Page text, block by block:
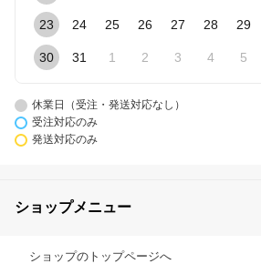
23 24 25 26 27 28 29
30 31 1 2 3 4 5
休業日（受注・発送対応なし）
受注対応のみ
発送対応のみ
ショップメニュー
ショップのトップページへ